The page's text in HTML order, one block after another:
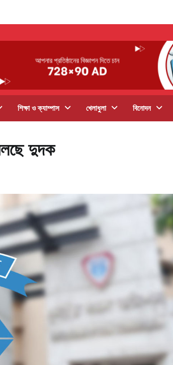
শিক্ষা ও ক্যাম্পাস খেলাধুলা বিনোদন
দুদক